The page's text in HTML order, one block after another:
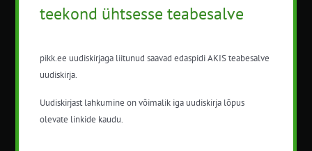
Nõuandeteenistuse nimetuse alt
nõustamisteenuseid.
info@pikk.ee
teekond ühtsesse teabesalve
pikk.ee uudiskirjaga liitunud saavad edaspidi AKIS teabesalve
uudiskirja.
Uudiskirjast lahkumine on võimalik iga uudiskirja lõpus
olevate linkide kaudu.